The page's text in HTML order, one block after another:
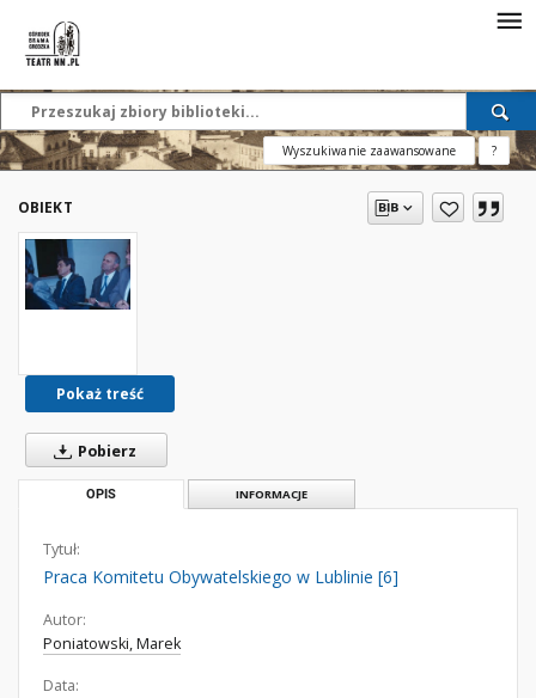
Wyszukiwanie zaawansowane ?
OBIEKT
Pokaż treść
Pobierz
OPIS INFORMACJE
Tytuł:
Praca Komitetu Obywatelskiego w Lublinie [6]
Autor:
Poniatowski, Marek
Data: